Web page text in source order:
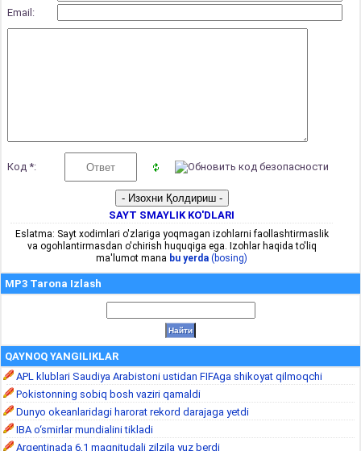
Email:
Код *:
SAYT SMAYLIK KO'DLARI
Eslatma: Sayt xodimlari o'zlariga yoqmagan izohlarni faollashtirmaslik
va ogohlantirmasdan o'chirish huquqiga ega. Izohlar haqida to'liq
ma'lumot mana bu yerda (bosing)
MP3 Tarona Izlash
QAYNOQ YANGILIKLAR
APL klublari Saudiya Arabistoni ustidan FIFAga shikoyat qilmoqchi
Pokistonning sobiq bosh vaziri qamaldi
Dunyo okeanlaridagi harorat rekord darajaga yetdi
IBA o‘smirlar mundialini tikladi
Argentinada 6,1 magnitudali zilzila yuz berdi